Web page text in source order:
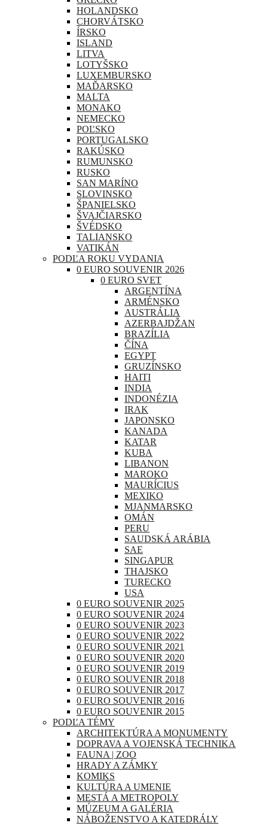
HOLANDSKO
CHORVÁTSKO
ÍRSKO
ISLAND
LITVA
LOTYŠSKO
LUXEMBURSKO
MAĎARSKO
MALTA
MONAKO
NEMECKO
POĽSKO
PORTUGALSKO
RAKÚSKO
RUMUNSKO
RUSKO
SAN MARÍNO
SLOVINSKO
ŠPANIELSKO
ŠVAJČIARSKO
ŠVÉDSKO
TALIANSKO
VATIKÁN
PODĽA ROKU VYDANIA
0 EURO SOUVENIR 2026
0 EURO SVET
ARGENTÍNA
ARMÉNSKO
AUSTRÁLIA
AZERBAJDŽAN
BRAZÍLIA
ČÍNA
EGYPT
GRUZÍNSKO
HAITI
INDIA
INDONÉZIA
IRAK
JAPONSKO
KANADA
KATAR
KUBA
LIBANON
MAROKO
MAURÍCIUS
MEXIKO
MJANMARSKO
OMÁN
PERU
SAUDSKÁ ARÁBIA
SAE
SINGAPUR
THAJSKO
TURECKO
USA
0 EURO SOUVENIR 2025
0 EURO SOUVENIR 2024
0 EURO SOUVENIR 2023
0 EURO SOUVENIR 2022
0 EURO SOUVENIR 2021
0 EURO SOUVENIR 2020
0 EURO SOUVENIR 2019
0 EURO SOUVENIR 2018
0 EURO SOUVENIR 2017
0 EURO SOUVENIR 2016
0 EURO SOUVENIR 2015
PODĽA TÉMY
ARCHITEKTÚRA A MONUMENTY
DOPRAVA A VOJENSKÁ TECHNIKA
FAUNA | ZOO
HRADY A ZÁMKY
KOMIKS
KULTÚRA A UMENIE
MESTÁ A METROPOLY
MÚZEUM A GALÉRIA
NÁBOŽENSTVO A KATEDRÁLY